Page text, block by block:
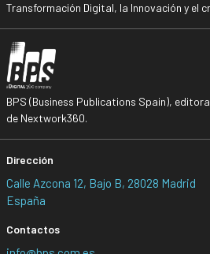
Transformación Digital, la Innovación y el
BPS (Business Publications Spain),
de Nextwork360.
Dirección
Calle Azcona 12, Bajo B, 28028 Madrid
España
Contactos